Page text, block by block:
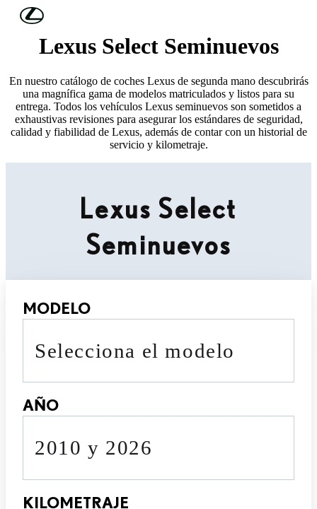
Skip to Main Content
Lexus Select Seminuevos
En nuestro catálogo de coches Lexus de segunda mano descubrirás
una magnífica gama de modelos matriculados y listos para su
entrega. Todos los vehículos Lexus seminuevos son sometidos a
exhaustivas revisiones para asegurar los estándares de seguridad,
calidad y fiabilidad de Lexus, además de contar con un historial de
servicio y kilometraje.
Lexus Select
Seminuevos
MODELO
Selecciona el modelo
AÑO
2010 y 2026
KILOMETRAJE